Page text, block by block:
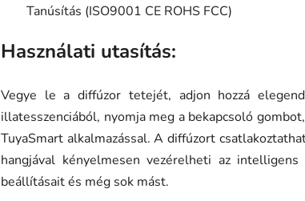
Tanúsítás (ISO9001 CE ROHS FCC)
Használati utasítás:
Vegye le a diffúzor tetejét, adjon hozzá
illatesszenciából, nyomja meg a bekapcsoló
TuyaSmart alkalmazással. A diffúzort
hangjával kényelmesen vezérelheti az
beállításait és még sok mást.